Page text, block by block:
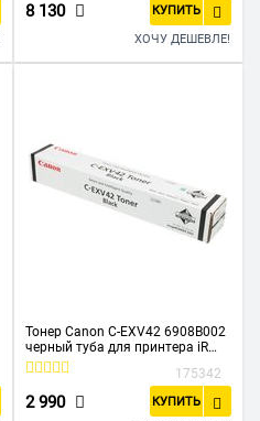
8 130 КУПИТЬ
ХОЧУ ДЕШЕВЛЕ!
Тонер Canon C-EXV42 6908B002
черный туба для принтера iR
2202/2202N
175342
2 990 КУПИТЬ